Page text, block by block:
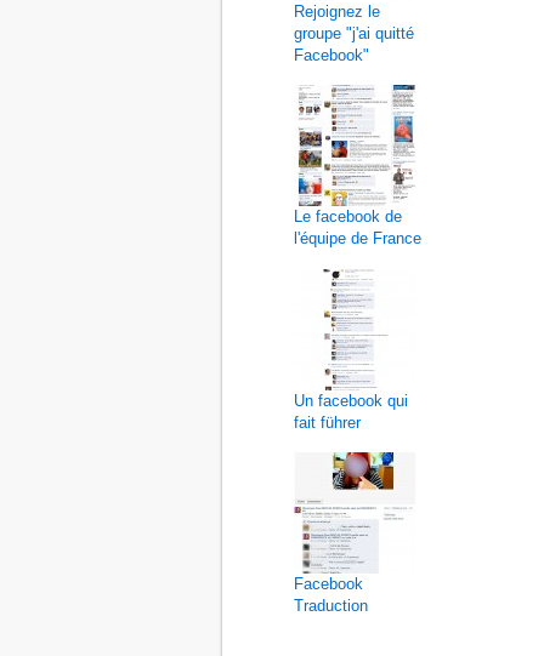
Rejoignez le
groupe "j'ai quitté
Facebook"
Le facebook de
l'équipe de France
Un facebook qui
fait führer
Facebook
Traduction